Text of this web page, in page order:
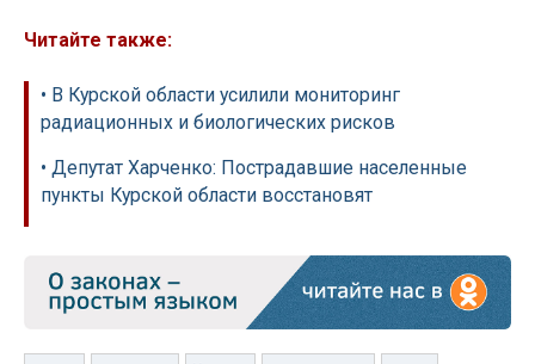
Читайте также:
• В Курской области усилили мониторинг
радиационных и биологических рисков
• Депутат Харченко: Пострадавшие населенные
пункты Курской области восстановят